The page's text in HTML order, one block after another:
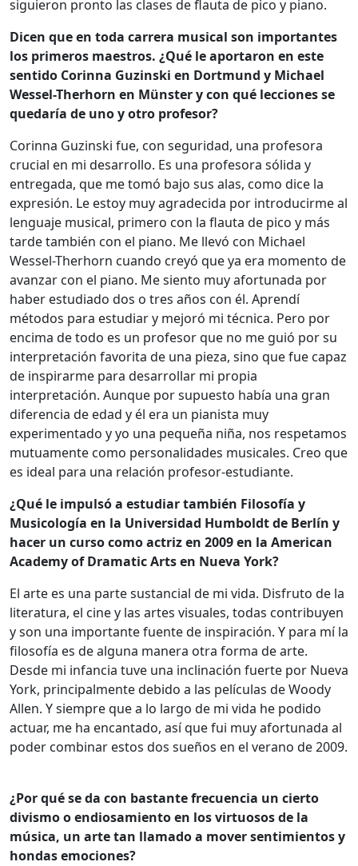
siguieron pronto las clases de flauta de pico y piano.
Dicen que en toda carrera musical son importantes
los primeros maestros. ¿Qué le aportaron en este
sentido Corinna Guzinski en Dortmund y Michael
Wessel-Therhorn en Münster y con qué lecciones se
quedaría de uno y otro profesor?
Corinna Guzinski fue, con seguridad, una profesora
crucial en mi desarrollo. Es una profesora sólida y
entregada, que me tomó bajo sus alas, como dice la
expresión. Le estoy muy agradecida por introducirme al
lenguaje musical, primero con la flauta de pico y más
tarde también con el piano. Me llevó con Michael
Wessel-Therhorn cuando creyó que ya era momento de
avanzar con el piano. Me siento muy afortunada por
haber estudiado dos o tres años con él. Aprendí
métodos para estudiar y mejoró mi técnica. Pero por
encima de todo es un profesor que no me guió por su
interpretación favorita de una pieza, sino que fue capaz
de inspirarme para desarrollar mi propia
interpretación. Aunque por supuesto había una gran
diferencia de edad y él era un pianista muy
experimentado y yo una pequeña niña, nos respetamos
mutuamente como personalidades musicales. Creo que
es ideal para una relación profesor-estudiante.
¿Qué le impulsó a estudiar también Filosofía y
Musicología en la Universidad Humboldt de Berlín y
hacer un curso como actriz en 2009 en la American
Academy of Dramatic Arts en Nueva York?
El arte es una parte sustancial de mi vida. Disfruto de la
literatura, el cine y las artes visuales, todas contribuyen
y son una importante fuente de inspiración. Y para mí la
filosofía es de alguna manera otra forma de arte.
Desde mi infancia tuve una inclinación fuerte por Nueva
York, principalmente debido a las películas de Woody
Allen. Y siempre que a lo largo de mi vida he podido
actuar, me ha encantado, así que fui muy afortunada al
poder combinar estos dos sueños en el verano de 2009.
¿Por qué se da con bastante frecuencia un cierto
divismo o endiosamiento en los virtuosos de la
música, un arte tan llamado a mover sentimientos y
hondas emociones?